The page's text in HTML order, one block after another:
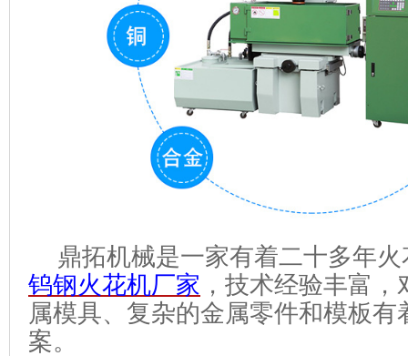
鼎拓机械是一家有着二十多年
钨钢火花机厂家 ， 技术经验丰富
属模具、复杂的金属零件和模板有
案。